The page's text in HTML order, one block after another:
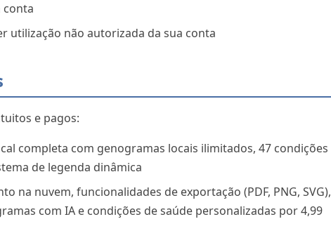
conta
utilização não autorizada da sua conta
e pagos:
completa com genogramas locais ilimitados, 47 condições
de legenda dinâmica
na nuvem, funcionalidades de exportação (PDF, PNG, SVG),
com IA e condições de saúde personalizadas por 4,99